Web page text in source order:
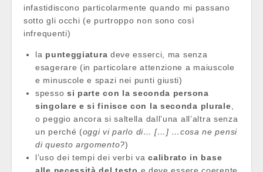
infastidiscono particolarmente quando mi passano
sotto gli occhi (e purtroppo non sono così
infrequenti)
la punteggiatura deve esserci, ma senza
esagerare (in particolare attenzione a maiuscole
e minuscole e spazi nei punti giusti)
spesso si parte con la seconda persona
singolare e si finisce con la seconda plurale
o peggio ancora si saltella dall’una all’altra senza
un perché (oggi vi parlo di… […] …cosa ne pensi
di questo argomento?)
l’uso dei tempi dei verbi vacalibrato in base